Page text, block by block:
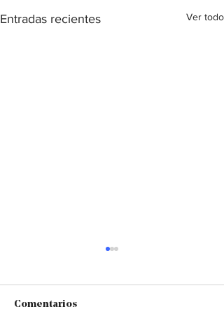
Entradas recientes Ver todo
Comentarios